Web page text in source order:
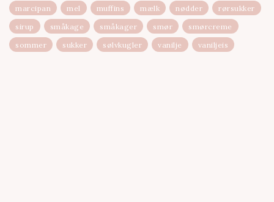
marcipan
mel muffins mælk nødder
rørsukker
sirup
småkage småkager smør
smørcreme
sommer
sukker sølvkugler vanilje vaniljeis